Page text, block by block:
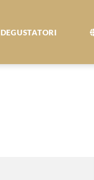
DEGUSTATORI